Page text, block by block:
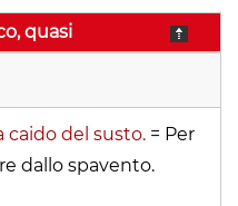
quasi
caido del susto. = Per
dallo spavento.